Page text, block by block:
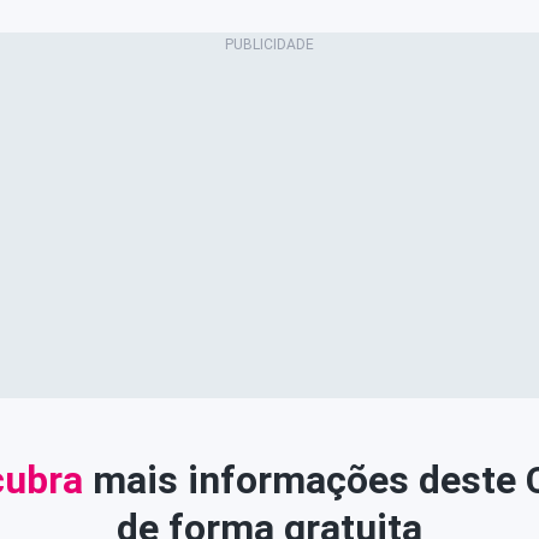
mais informações deste
de forma gratuita